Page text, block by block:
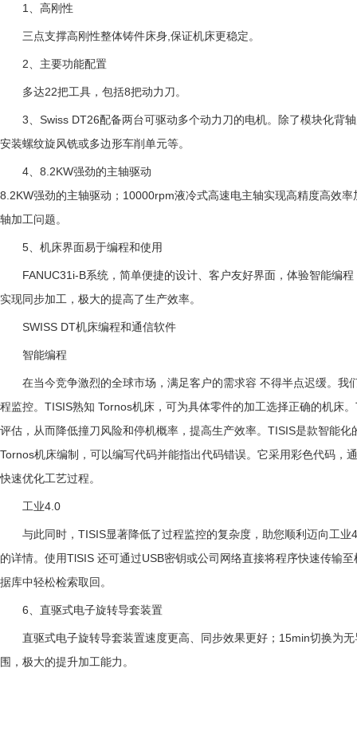
1、高刚性
三点支撑高刚性整体铸件床身,保证机床更稳定。
2、 主要功能配置
多达22把工具，包括8把动力刀。
3、 Swiss DT26配备两台可驱动多个动力刀的电机。除了模块化背
安装螺纹旋风铣或多边形车削单元等。
4、 8.2KW强劲的主轴驱动
8.2KW强劲的主轴驱动；10000rpm液冷式高速电主轴实现高精度高效
轴加工问题。
5、 机床界面易于编程和使用
FANUC31i-B系统，简单便捷的设计、客户友好界面，体验智能编
实现同步加工，极大的提高了生产效率。
SWISS DT机床编程和通信软件
智能编程
在当今竞争激烈的全球市场，满足客户的需求容 不得半点迟缓。我
程监控。TISIS熟知 Tornos机床，可为具体零件的加工选择正确的机床
评估，从而降低撞刀风险和停机概率，提高生产效率。TISIS是款智能
Tornos机床编制，可以编写代码并能指出代码错误。它采用彩色代码，
快速优化工艺过程。
工业4.0
与此同时， TISIS显著降低了过程监控的复杂度，助您顺利迈向工
的详情。使用TlSIS 还可通过USB密钥或公司网络直接将程序快速传输
据库中轻松检索取回。
6、直驱式电子旋转导套装置
直驱式电子旋转导套装置速度更高、同步效果更好； 15min切换为
围，极大的提升加工能力。